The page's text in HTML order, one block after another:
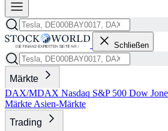
Schließen
Märkte
DAX/MDAX Nasdaq S&P 500 Dow
Märkte Asien-Märkte
Trading